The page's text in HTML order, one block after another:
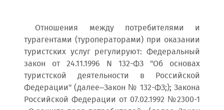
Отношения между потребителями и
турагентами (туроператорами) при оказании
туристских услуг регулируют: Федеральный
закон от 24.11.1996 N 132-ФЗ "Об основах
туристской деятельности в Российской
Федерации" (далее–Закон № 132-ФЗ;); Закона
Российской Федерации от 07.02.1992 №2300-1